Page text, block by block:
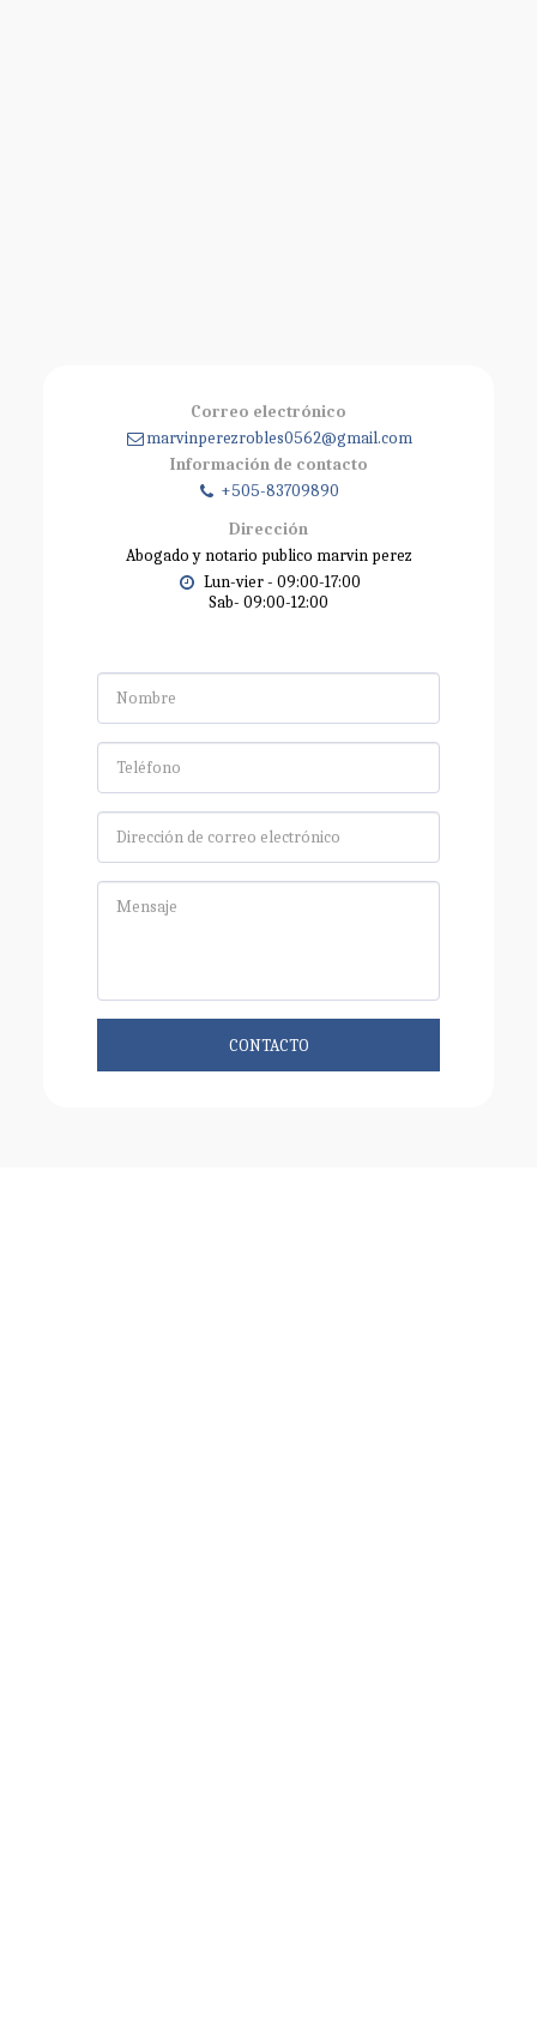
Correo electrónico
marvinperezrobles0562@gmail.com
Información de contacto
+505-83709890
Dirección
Abogado y notario publico marvin perez
Lun-vier - 09:00-17:00
Sab- 09:00-12:00
CONTACTO